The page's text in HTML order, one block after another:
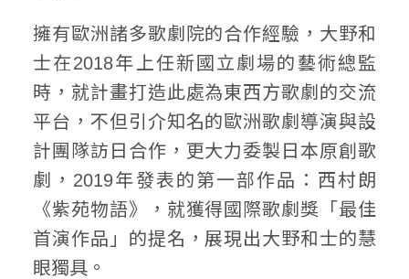
擁有歐洲諸多歌劇院的合作經驗，大野和
士在2018年上任新國立劇場的藝術總監
時，就計畫打造此處為東西方歌劇的交流
平台，不但引介知名的歐洲歌劇導演與設
計團隊訪日合作，更大力委製日本原創歌
劇，2019年發表的第一部作品：西村朗
《紫苑物語》，就獲得國際歌劇獎「最佳
首演作品」的提名，展現出大野和士的慧
眼獨具。